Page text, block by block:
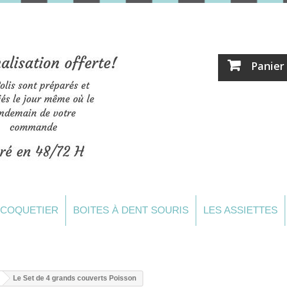
Panier
COQUETIER BOITES À DENT SOURIS LES ASSIETTES
Le Set de 4 grands couverts Poisson